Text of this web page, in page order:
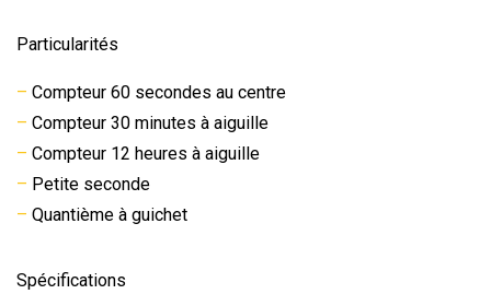
Particularités
– Compteur 60 secondes au centre
– Compteur 30 minutes à aiguille
– Compteur 12 heures à aiguille
– Petite seconde
– Quantième à guichet
Spécifications